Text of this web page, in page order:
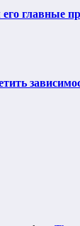
главные